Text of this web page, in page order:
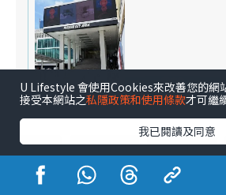
著数 购物优惠 著数优惠
时装服饰
海港城 手袋
U Lifestyle 會使用Cookies來改善您的網
接受本網站之私隱政策和使用條款才可繼
我已閱讀及同意